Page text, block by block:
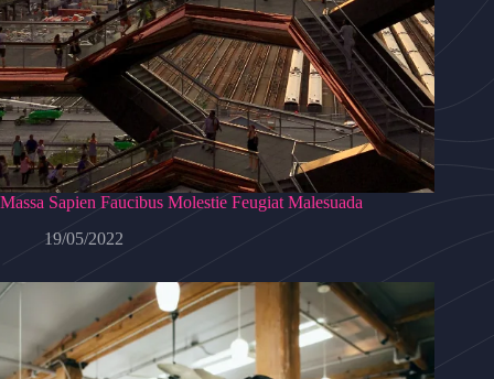
Massa Sapien Faucibus Molestie Feugiat Malesuada
19/05/2022